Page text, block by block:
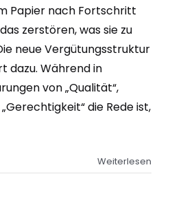
Papier nach Fortschritt
zerstören, was sie zu
neue Vergütungsstruktur
dazu. Während in
von „Qualität“,
die Rede ist,
Weiterlesen